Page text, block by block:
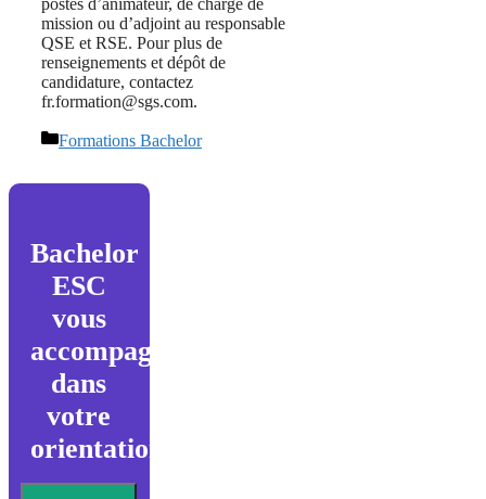
postes d’animateur, de chargé de
mission ou d’adjoint au responsable
QSE et RSE. Pour plus de
renseignements et dépôt de
candidature, contactez
fr.formation@sgs.com.
Catégories
Formations Bachelor
Bachelor
ESC
vous
accompagne
dans
votre
orientation